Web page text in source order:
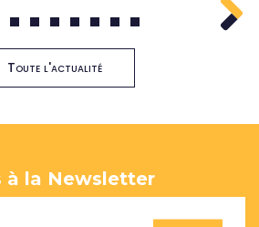
3 4 5 6 7 8 9
Toute l'actualité
à la Newsletter